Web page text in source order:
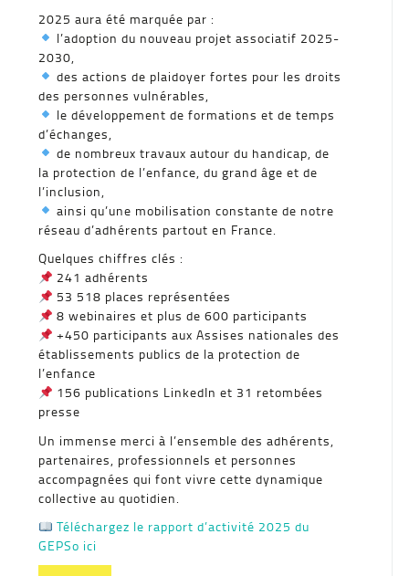
2025 aura été marquée par :
l’adoption du nouveau projet associatif 2025-
2030,
des actions de plaidoyer fortes pour les droits
des personnes vulnérables,
le développement de formations et de temps
d’échanges,
de nombreux travaux autour du handicap, de
la protection de l’enfance, du grand âge et de
l’inclusion,
ainsi qu’une mobilisation constante de notre
réseau d’adhérents partout en France.
Quelques chiffres clés :
241 adhérents
53 518 places représentées
8 webinaires et plus de 600 participants
+450 participants aux Assises nationales des
établissements publics de la protection de
l’enfance
156 publications LinkedIn et 31 retombées
presse
Un immense merci à l’ensemble des adhérents,
partenaires, professionnels et personnes
accompagnées qui font vivre cette dynamique
collective au quotidien.
Téléchargez le rapport d’activité 2025 du
GEPSo ici